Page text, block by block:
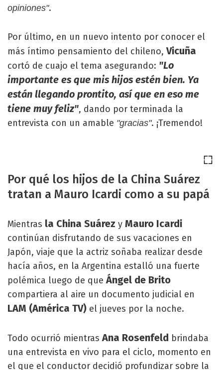
opiniones".
Por último, en un nuevo intento por conocer el
más íntimo pensamiento del chileno, Vicuña
cortó de cuajo el tema asegurando: "Lo
importante es que mis hijos estén bien. Ya
están llegando prontito, así que en eso me
tiene muy feliz", dando por terminada la
entrevista con un amable "gracias". ¡Tremendo!
Por qué los hijos de la China Suárez
tratan a Mauro Icardi como a su papá
Mientras la China Suárez y Mauro Icardi
continúan disfrutando de sus vacaciones en
Japón, viaje que la actriz soñaba realizar desde
hacía años, en la Argentina estalló una fuerte
polémica luego de queÁngel de Brito
compartiera al aire un documento judicial en
LAM (América TV) el jueves por la noche.
Todo ocurrió mientrasAna Rosenfeld brindaba
una entrevista en vivo para el ciclo, momento en
el que el conductor decidió profundizar sobre la